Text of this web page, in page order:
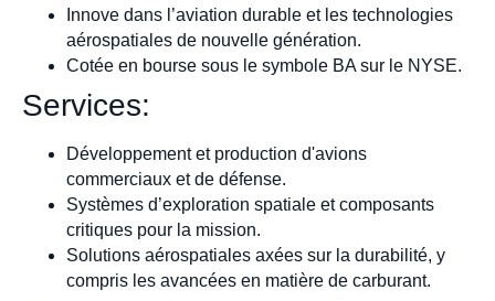
Innove dans l’aviation durable et les technologies
aérospatiales de nouvelle génération.
Cotée en bourse sous le symbole BA sur le NYSE.
Services:
Développement et production d'avions
commerciaux et de défense.
Systèmes d’exploration spatiale et composants
critiques pour la mission.
Solutions aérospatiales axées sur la durabilité, y
compris les avancées en matière de carburant.